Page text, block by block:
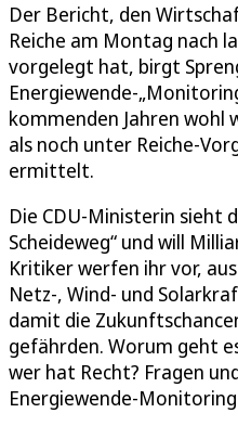
Der Bericht, den
Reiche am Montag nach
vorgelegt hat, birgt
Energiewende-
kommenden Jahren wohl
als noch unter Reiche-
ermittelt.
Die CDU-Ministerin sieht
Scheideweg“ und will
Kritiker werfen ihr vor,
Netz-, Wind- und
damit die
gefährden. Worum geht
wer hat Recht? Fragen
Energiewende-